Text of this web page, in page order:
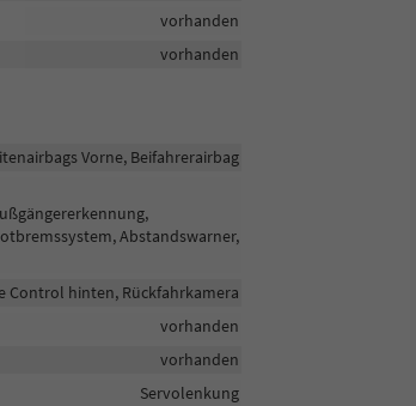
vorhanden
vorhanden
Vorne, Beifahrerairbag
Abstandswarner,
Control hinten, Rückfahrkamera
vorhanden
vorhanden
Servolenkung